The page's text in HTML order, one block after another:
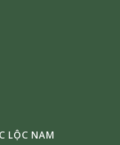
ứng xử từ bi, giữ
bề. Tặng chữ “Tâm”
bản tâm, làm việc
– dẫn nguồn
LỘC NAM